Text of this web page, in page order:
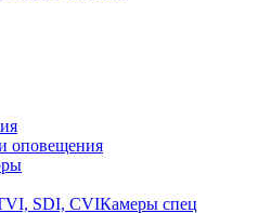
оповещения
SDI, CVIКамеры спец